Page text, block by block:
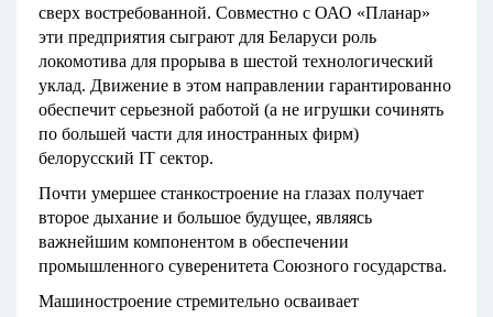
сверх востребованной. Совместно с ОАО «Планар»
эти предприятия сыграют для Беларуси роль
локомотива для прорыва в шестой технологический
уклад. Движение в этом направлении гарантированно
обеспечит серьезной работой (а не игрушки сочинять
по большей части для иностранных фирм)
белорусский IT сектор.
Почти умершее станкостроение на глазах получает
второе дыхание и большое будущее, являясь
важнейшим компонентом в обеспечении
промышленного суверенитета Союзного государства.
Машиностроение стремительно осваивает